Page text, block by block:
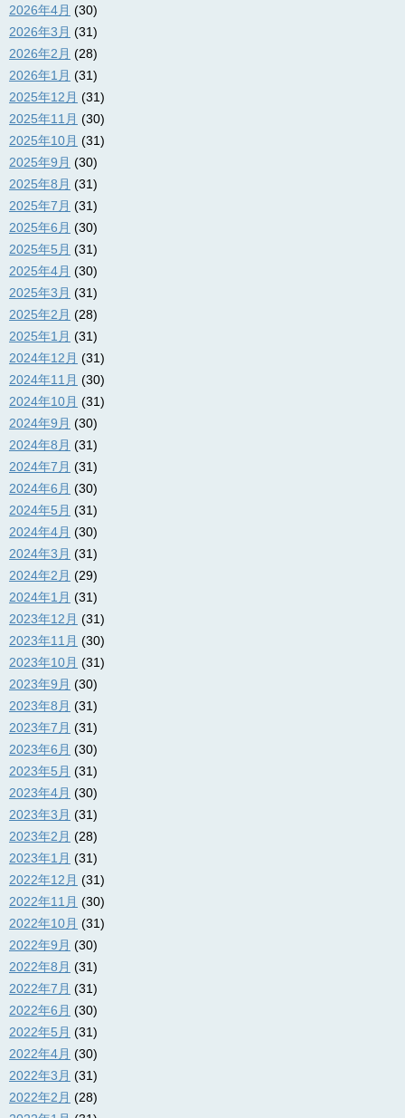
2026年4月 (30)
2026年3月 (31)
2026年2月 (28)
2026年1月 (31)
2025年12月 (31)
2025年11月 (30)
2025年10月 (31)
2025年9月 (30)
2025年8月 (31)
2025年7月 (31)
2025年6月 (30)
2025年5月 (31)
2025年4月 (30)
2025年3月 (31)
2025年2月 (28)
2025年1月 (31)
2024年12月 (31)
2024年11月 (30)
2024年10月 (31)
2024年9月 (30)
2024年8月 (31)
2024年7月 (31)
2024年6月 (30)
2024年5月 (31)
2024年4月 (30)
2024年3月 (31)
2024年2月 (29)
2024年1月 (31)
2023年12月 (31)
2023年11月 (30)
2023年10月 (31)
2023年9月 (30)
2023年8月 (31)
2023年7月 (31)
2023年6月 (30)
2023年5月 (31)
2023年4月 (30)
2023年3月 (31)
2023年2月 (28)
2023年1月 (31)
2022年12月 (31)
2022年11月 (30)
2022年10月 (31)
2022年9月 (30)
2022年8月 (31)
2022年7月 (31)
2022年6月 (30)
2022年5月 (31)
2022年4月 (30)
2022年3月 (31)
2022年2月 (28)